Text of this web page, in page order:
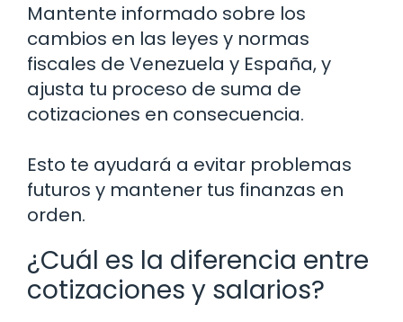
Mantente informado sobre los
cambios en las leyes y normas
fiscales de Venezuela y España, y
ajusta tu proceso de suma de
cotizaciones en consecuencia.
Esto te ayudará a evitar problemas
futuros y mantener tus finanzas en
orden.
¿Cuál es la diferencia entre
cotizaciones y salarios?